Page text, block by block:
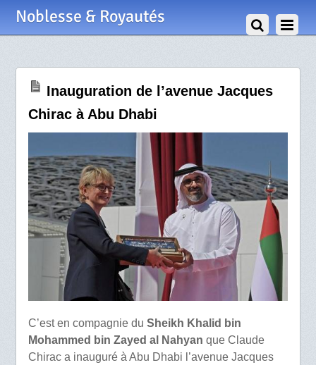
Noblesse & Royautés
Inauguration de l’avenue Jacques
Chirac à Abu Dhabi
C’est en compagnie du Sheikh Khalid bin
Mohammed bin Zayed al Nahyan que Claude
Chirac a inauguré à Abu Dhabi l’avenue Jacques